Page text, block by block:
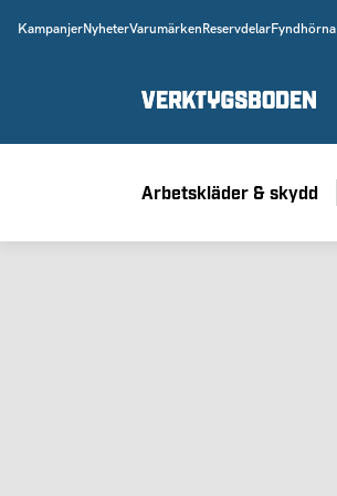
KampanjerNyheterVarumärken ReservdelarFyndhörna
Arbetskläder & skydd